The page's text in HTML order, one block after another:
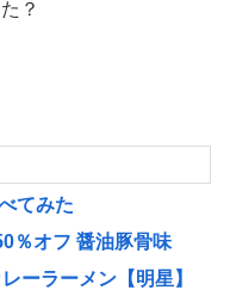
？
てみた
％オフ 醤油豚骨味
ーラーメン【明星】